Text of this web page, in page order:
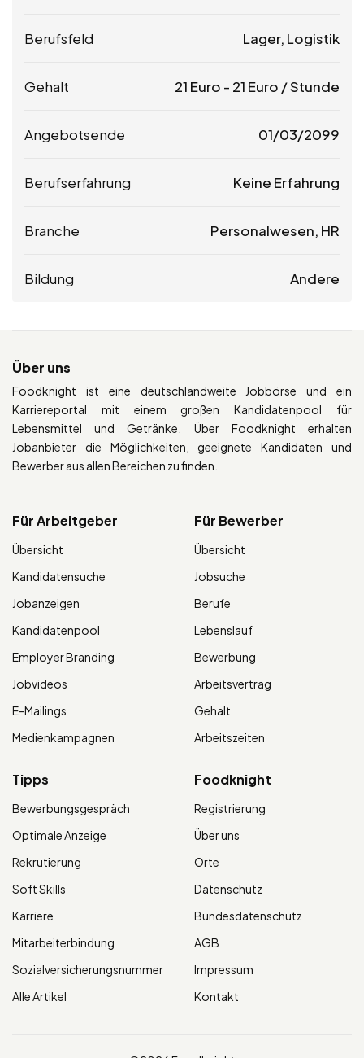
Berufsfeld Lager, Logistik
Gehalt 21 Euro - 21 Euro / Stunde
Angebotsende 01/03/2099
Berufserfahrung Keine Erfahrung
Branche Personalwesen, HR
Bildung Andere
Über uns
Foodknight ist eine deutschlandweite Jobbörse und ein
Karriereportal mit einem großen Kandidatenpool für
Lebensmittel und Getränke. Über Foodknight erhalten
Jobanbieter die Möglichkeiten, geeignete Kandidaten und
Bewerber aus allen Bereichen zu finden.
Für Arbeitgeber
Übersicht
Kandidatensuche
Jobanzeigen
Kandidatenpool
Employer Branding
Jobvideos
E-Mailings
Medienkampagnen
Für Bewerber
Übersicht
Jobsuche
Berufe
Lebenslauf
Bewerbung
Arbeitsvertrag
Gehalt
Arbeitszeiten
Tipps
Bewerbungsgespräch
Optimale Anzeige
Rekrutierung
Soft Skills
Karriere
Mitarbeiterbindung
Sozialversicherungsnummer
Alle Artikel
Foodknight
Registrierung
Über uns
Orte
Datenschutz
Bundesdatenschutz
AGB
Impressum
Kontakt